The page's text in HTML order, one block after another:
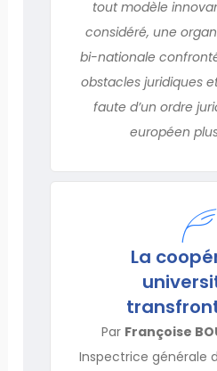
tout modèle
considéré, une
bi-nationale
obstacles juridiques
faute d’un ordre
européen
La
Par Françoise
Inspectrice générale